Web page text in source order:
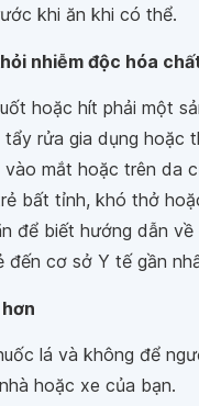
khi ăn khi có thể.
nhiễm độc hóa
hoặc hít phải một
rửa gia dụng hoặc
mắt hoặc trên da
bất tỉnh, khó thở
để biết hướng dẫn
đến cơ sở Y tế gần
lá và không để
hoặc xe của bạn.